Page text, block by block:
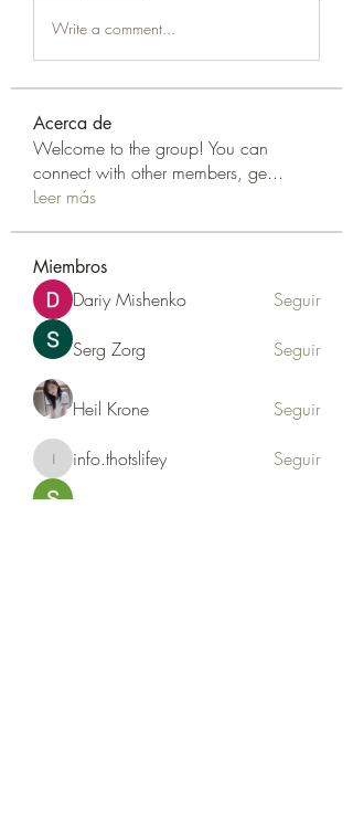
Write a comment...
Acerca de
Welcome to the group! You can
connect with other members, ge...
Leer más
Miembros
Dariy Mishenko Seguir
Serg Zorg Seguir
Heil Krone Seguir
info.thotslifey
info.thotslifey Seguir